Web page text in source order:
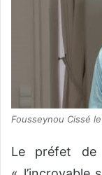
Fousseynou Cissé
Le préfet de